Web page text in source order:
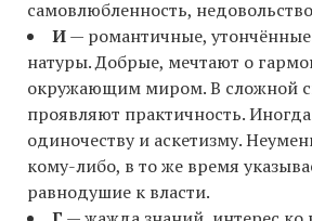
самовлюбленность,
И— романтичные,
натуры. Добрые, мечтают о
окружающим миром. В сложной
проявляют практичность.
одиночеству и аскетизму.
кому-либо, в то же время
равнодушие к власти.